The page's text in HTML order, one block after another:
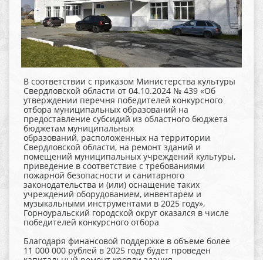
В соответствии с приказом Министерства культуры
Свердловской области от 04.10.2024 № 439 «Об
утверждении перечня победителей конкурсного
отбора муниципальных образований на
предоставление субсидий из областного бюджета
бюджетам муниципальных
образований, расположенных на территории
Свердловской области, на ремонт зданий и
помещений муниципальных учреждений культуры,
приведение в соответствие с требованиями
пожарной безопасности и санитарного
законодательства и (или) оснащение таких
учреждений оборудованием, инвентарем и
музыкальными инструментами в 2025 году»,
Горноуральский городской округ оказался в числе
победителей конкурсного отбора
Благодаря финансовой поддержке в объеме более
11 000 000 рублей в 2025 году будет проведен